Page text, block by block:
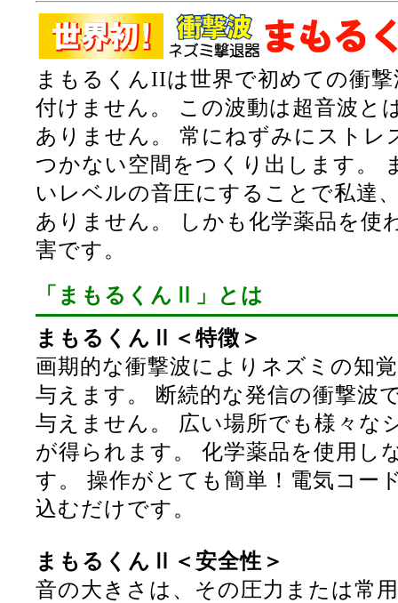
まもるくんIIは世界で初めての衝
付けません。 この波動は超音波と
ありません。 常にねずみにストレ
つかない空間をつくり出します。
いレベルの音圧にすることで私達
ありません。 しかも化学薬品を使
害です。
「まもるくんⅡ」とは
まもるくんⅡ＜特徴＞
画期的な衝撃波によりネズミの知
与えます。 断続的な発信の衝撃波
与えません。 広い場所でも様々な
が得られます。 化学薬品を使用し
す。 操作がとても簡単！電気コー
込むだけです。
まもるくんⅡ＜安全性＞
音の大きさは、その圧力または常